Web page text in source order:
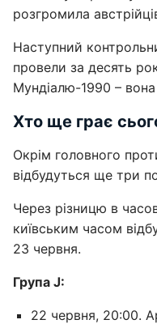
розгромила
Наступний
провели за десять
Мундіалю-1990 –
Хто ще грає
Окрім головного
відбудуться ще три
Через різницю в
київським часом
23 червня.
Група J:
22 червня, 20:00.